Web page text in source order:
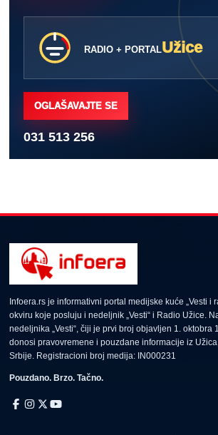
RADIO + PORTALUžice
OGLAŠAVAJTE SE
031 513 256
Infoera.rs je informativni portal medijske kuće „Vesti i
okviru koje posluju i nedeljnik „Vesti“ i Radio Užice.
nedeljnika „Vesti“, čiji je prvi broj objavljen 1. oktobra
donosi pravovremene i pouzdane informacije iz
Srbije. Registracioni broj medija: IN000231
Pouzdano. Brzo. Tačno.